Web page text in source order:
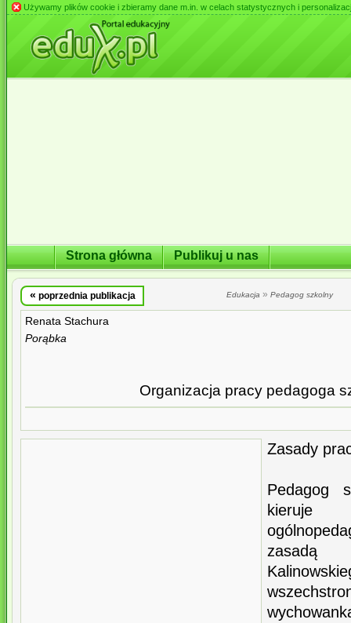
Używamy plików cookie i zbieramy dane m.in. w celach statystycznych i
Strona główna Publikuj u nas
« poprzednia publikacja Edukacja » Pedagog szkolny
Renata Stachura
Porąbka
Organizacja pracy pedagoga
Zasady
Pedagog